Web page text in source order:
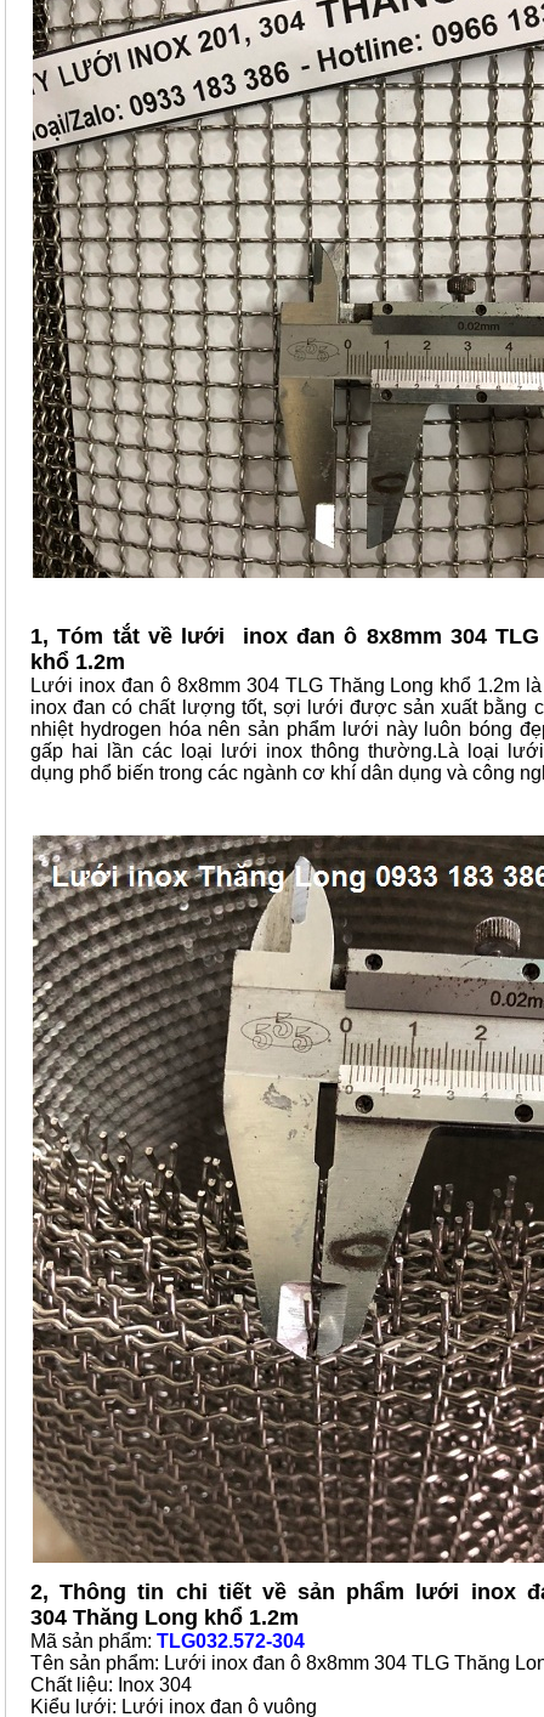
1, Tóm tắt về lưới inox đan ô 8x8mm 304 TLG
khổ 1.2m
Lưới inox đan ô 8x8mm 304 TLG Thăng Long khổ 1.2m
inox đan có chất lượng tốt, sợi lưới được sản xuất bằng
nhiệt hydrogen hóa nên sản phẩm lưới này luôn bóng
gấp hai lần các loại lưới inox thông thường.Là loại
dụng phổ biến trong các ngành cơ khí dân dụng và công
2, Thông tin chi tiết về sản phẩm lưới inox
304 Thăng Long khổ 1.2m
Mã sản phẩm: TLG032.572-304
Tên sản phẩm: Lưới inox đan ô 8x8mm 304 TLG Thăng
Chất liệu: Inox 304
Kiểu lưới: Lưới inox đan ô vuông